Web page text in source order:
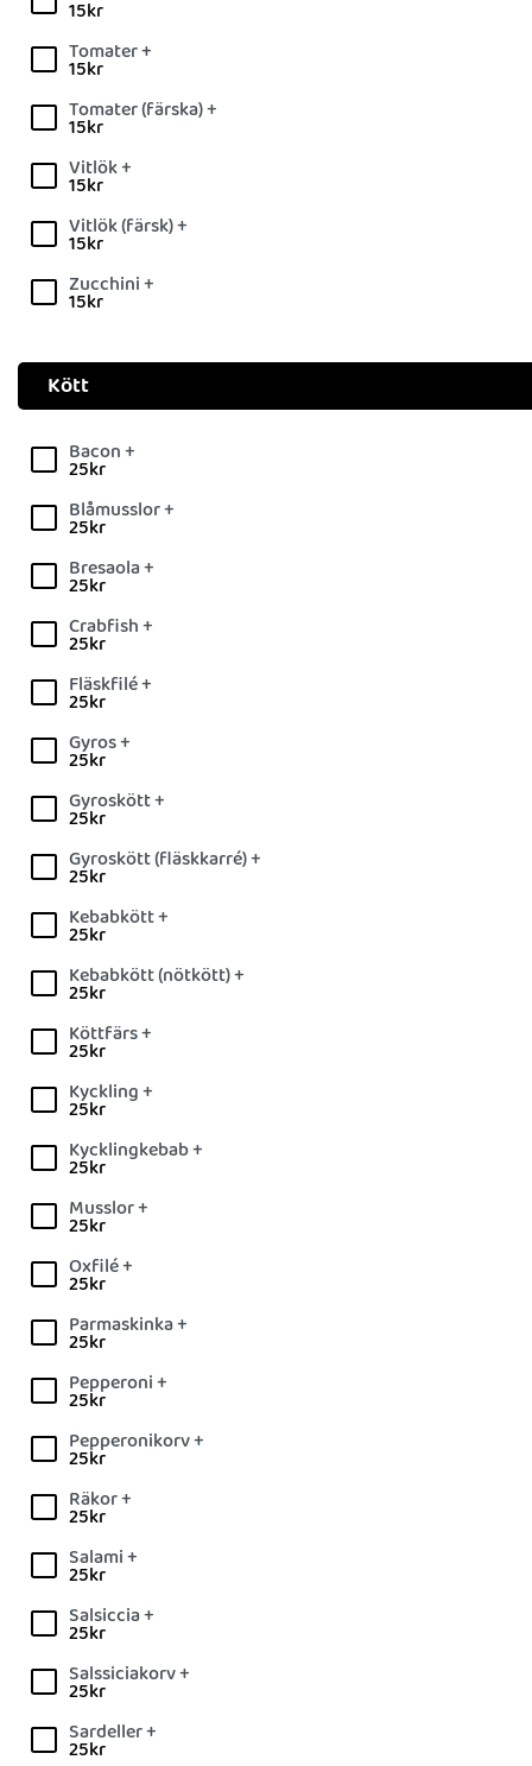
15kr
Tomater +
15kr
Tomater (färska) +
15kr
Vitlök +
15kr
Vitlök (färsk) +
15kr
Zucchini +
15kr
Kött
Bacon +
25kr
Blåmusslor +
25kr
Bresaola +
25kr
Crabfish +
25kr
Fläskfilé +
25kr
Gyros +
25kr
Gyroskött +
25kr
Gyroskött (fläskkarré) +
25kr
Kebabkött +
25kr
Kebabkött (nötkött) +
25kr
Köttfärs +
25kr
Kyckling +
25kr
Kycklingkebab +
25kr
Musslor +
25kr
Oxfilé +
25kr
Parmaskinka +
25kr
Pepperoni +
25kr
Pepperonikorv +
25kr
Räkor +
25kr
Salami +
25kr
Salsiccia +
25kr
Salssiciakorv +
25kr
Sardeller +
25kr